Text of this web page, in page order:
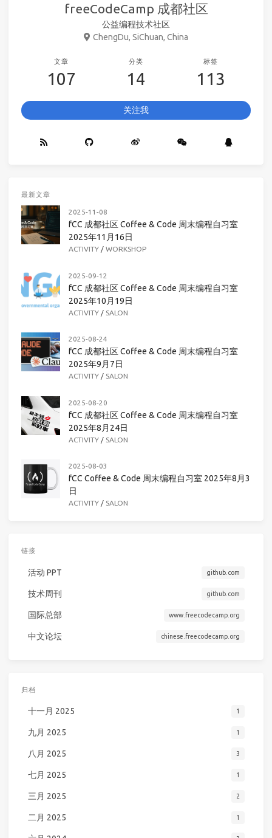
freeCodeCamp 成都社区
公益编程技术社区
ChengDu, SiChuan, China
文章
107
分类
14
标签
113
关注我
最新文章
2025-11-08
fCC 成都社区 Coffee & Code 周末编程自习室
2025年11月16日
ACTIVITY / WORKSHOP
2025-09-12
fCC 成都社区 Coffee & Code 周末编程自习室
2025年10月19日
ACTIVITY / SALON
2025-08-24
fCC 成都社区 Coffee & Code 周末编程自习室
2025年9月7日
ACTIVITY / SALON
2025-08-20
fCC 成都社区 Coffee & Code 周末编程自习室
2025年8月24日
ACTIVITY / SALON
2025-08-03
fCC Coffee & Code 周末编程自习室 2025年8月3
日
ACTIVITY / SALON
链接
活动 PPT github.com
技术周刊 github.com
国际总部 www.freecodecamp.org
中文论坛 chinese.freecodecamp.org
归档
十一月 2025 1
九月 2025 1
八月 2025 3
七月 2025 1
三月 2025 2
二月 2025 1